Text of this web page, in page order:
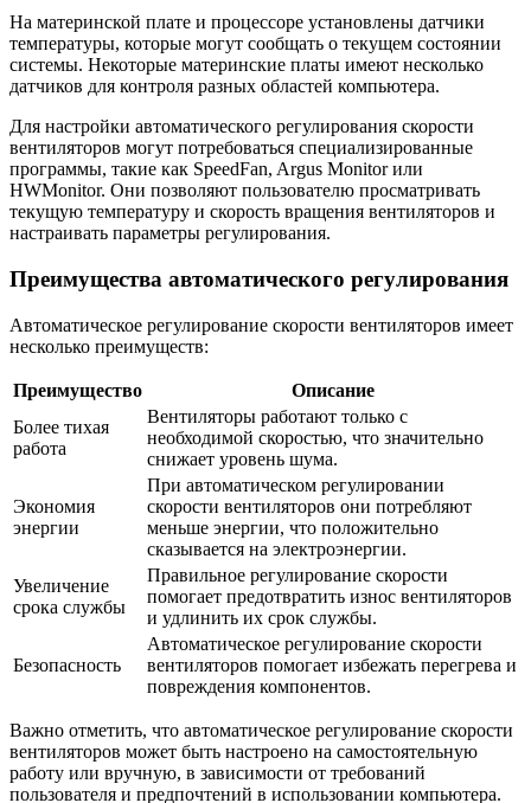
На материнской плате и процессоре установлены датчики
температуры, которые могут сообщать о текущем состоянии
системы. Некоторые материнские платы имеют несколько
датчиков для контроля разных областей компьютера.
Для настройки автоматического регулирования скорости
вентиляторов могут потребоваться специализированные
программы, такие как SpeedFan, Argus Monitor или
HWMonitor. Они позволяют пользователю просматривать
текущую температуру и скорость вращения вентиляторов и
настраивать параметры регулирования.
Преимущества автоматического регулирования
Автоматическое регулирование скорости вентиляторов имеет
несколько преимуществ:
Преимущество
Описание
Более тихая
работа
Вентиляторы работают только с
необходимой скоростью, что значительно
снижает уровень шума.
Экономия
энергии
При автоматическом регулировании
скорости вентиляторов они потребляют
меньше энергии, что положительно
сказывается на электроэнергии.
Увеличение
срока службы
Правильное регулирование скорости
помогает предотвратить износ вентиляторов
и удлинить их срок службы.
Безопасность
Автоматическое регулирование скорости
вентиляторов помогает избежать перегрева и
повреждения компонентов.
Важно отметить, что автоматическое регулирование скорости
вентиляторов может быть настроено на самостоятельную
работу или вручную, в зависимости от требований
пользователя и предпочтений в использовании компьютера.